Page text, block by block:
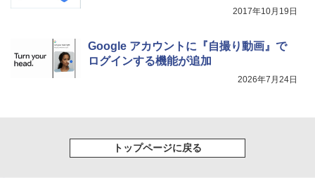
2017年10月19日
Google アカウントに『自撮り動画』で
ログインする機能が追加
2026年7月24日
トップページに戻る